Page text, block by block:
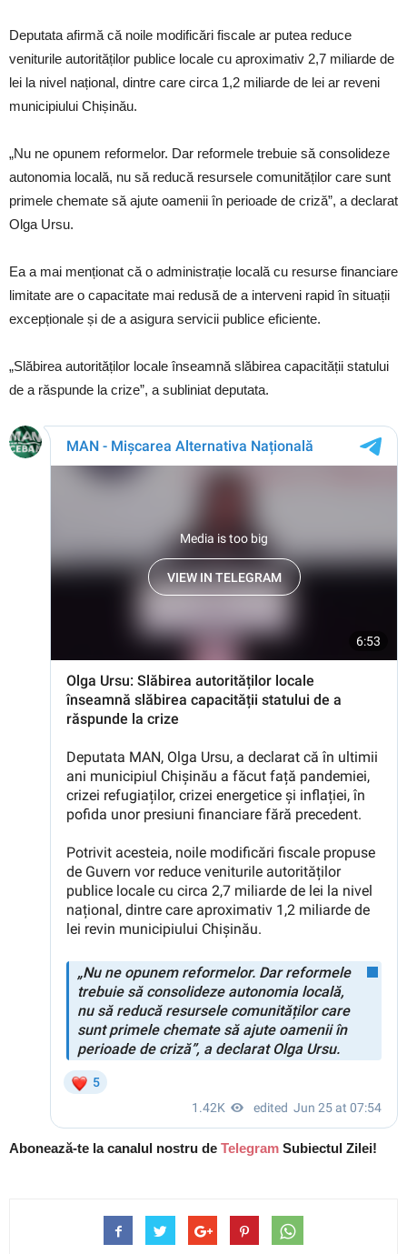
Deputata afirmă că noile modificări fiscale ar putea reduce
veniturile autorităților publice locale cu aproximativ 2,7 miliarde de
lei la nivel național, dintre care circa 1,2 miliarde de lei ar reveni
municipiului Chișinău.
„Nu ne opunem reformelor. Dar reformele trebuie să consolideze
autonomia locală, nu să reducă resursele comunităților care sunt
primele chemate să ajute oamenii în perioade de criză”, a declarat
Olga Ursu.
Ea a mai menționat că o administrație locală cu resurse financiare
limitate are o capacitate mai redusă de a interveni rapid în situații
excepționale și de a asigura servicii publice eficiente.
„Slăbirea autorităților locale înseamnă slăbirea capacității statului
de a răspunde la crize”, a subliniat deputata.
Abonează-te la canalul nostru de Telegram Subiectul Zilei!